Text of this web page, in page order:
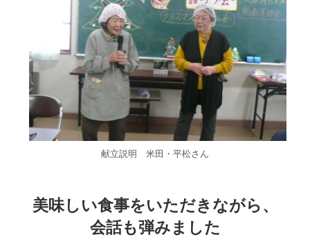
献立説明 米田・平松さん
美味しい食事をいただきながら、
会話も弾みました